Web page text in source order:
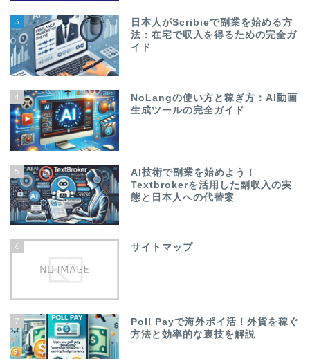
3
日本人がScribieで副業を始める方
法：在宅で収入を得るための完全ガ
イド
4
NoLangの使い方と稼ぎ方：AI動画
生成ツールの完全ガイド
5
AI技術で副業を始めよう！
Textbrokerを活用した副収入の実
態と日本人への代替案
6 サイトマップ
7
Poll Payで海外ポイ活！外貨を稼ぐ
方法と効率的な裏技を解説